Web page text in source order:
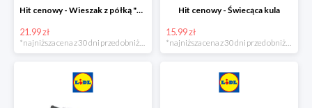
Hit cenowy - Wieszak z półką "Miś"
21.99 zł
*najniższa cena z 30 dni przed obniżką
Hit cenowy - Świecąca kula
15.99 zł
*najniższa cena z 30 dni przed obniżką